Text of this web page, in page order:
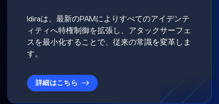
Idiraは、最新のPAMによりすべてのアイデンテ
ィティへ特権制御を拡張し、アタックサーフェ
スを最小化することで、従来の常識を変革しま
す。
詳細はこちら